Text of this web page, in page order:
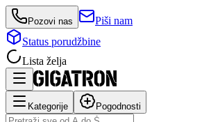
Pozovi nas
Piši nam
Status porudžbine
Lista želja
Kategorije Pogodnosti